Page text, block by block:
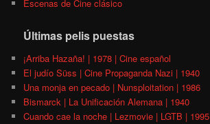
Escenas de Cine clásico
Últimas pelis puestas
¡Arriba Hazaña! | 1978 | Cine español
El judío Süss | Cine Propaganda Nazi | 1940
Una monja en pecado | Nunsploitation | 1986
Bismarck | La Unificación Alemana | 1940
Cuando cae la noche | Lezmovie | LGTB | 1995